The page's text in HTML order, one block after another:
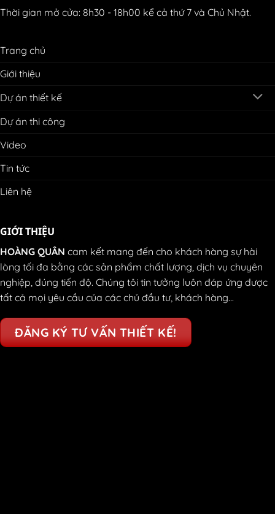
Thời gian mở cửa: 8h30 - 18h00 kể cả thứ 7 và Chủ Nhật.
Trang chủ
Giới thiệu
Dự án thiết kế
Dự án thi công
Video
Tin tức
Liên hệ
GIỚI THIỆU
HOÀNG QUÂN cam kết mang đến cho khách hàng sự hài
lòng tối đa bằng các sản phẩm chất lượng, dịch vụ chuyên
nghiệp, đúng tiến độ. Chúng tôi tin tưởng luôn đáp ứng được
tất cả mọi yêu cầu của các chủ đầu tư, khách hàng...
ĐĂNG KÝ TƯ VẤN THIẾT KẾ!